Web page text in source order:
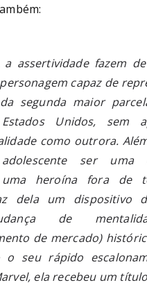
a assertividade fazem
capaz de
segunda maior
Unidos, sem
como outrora.
ser uma
uma heroína fora de
dela um dispositivo
de
de mercado)
o seu rápido
ela recebeu um